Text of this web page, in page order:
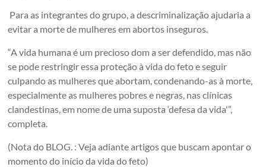
Para as integrantes do grupo, a descriminalização ajudaria a
evitar a morte de mulheres em abortos inseguros.
“A vida humana é um precioso dom a ser defendido, mas não
se pode restringir essa proteção à vida do feto e seguir
culpando as mulheres que abortam, condenando-as à morte,
especialmente as mulheres pobres e negras, nas clínicas
clandestinas, em nome de uma suposta ‘defesa da vida'”,
completa.
(Nota do BLOG. : Veja adiante artigos que buscam apontar o
momento do início da vida do feto)